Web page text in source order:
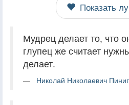
Показать
Мудрец делает то, что
глупец же считает
делает.
Николай Николаевич